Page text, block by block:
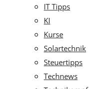
IT Tipps
KI
Kurse
Solartechnik
Steuertipps
Technews